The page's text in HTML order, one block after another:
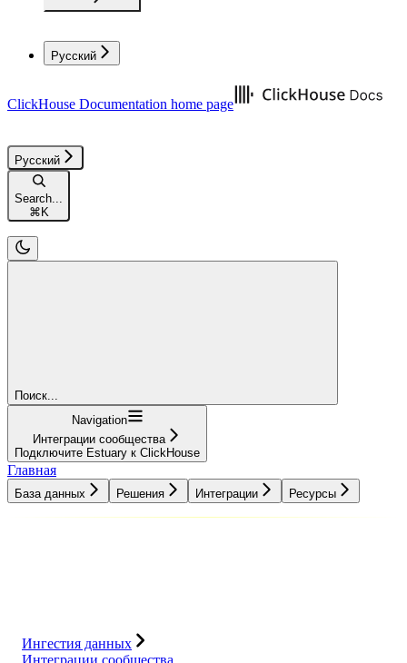
Русский
ClickHouse Documentation home page
Русский
Search...
⌘ K
Поиск...
Navigation
Интеграции сообщества
Подключите Estuary к ClickHouse
Главная
База данных Решения Интеграции Ресурсы
Ингестия данных
Интеграции сообщества